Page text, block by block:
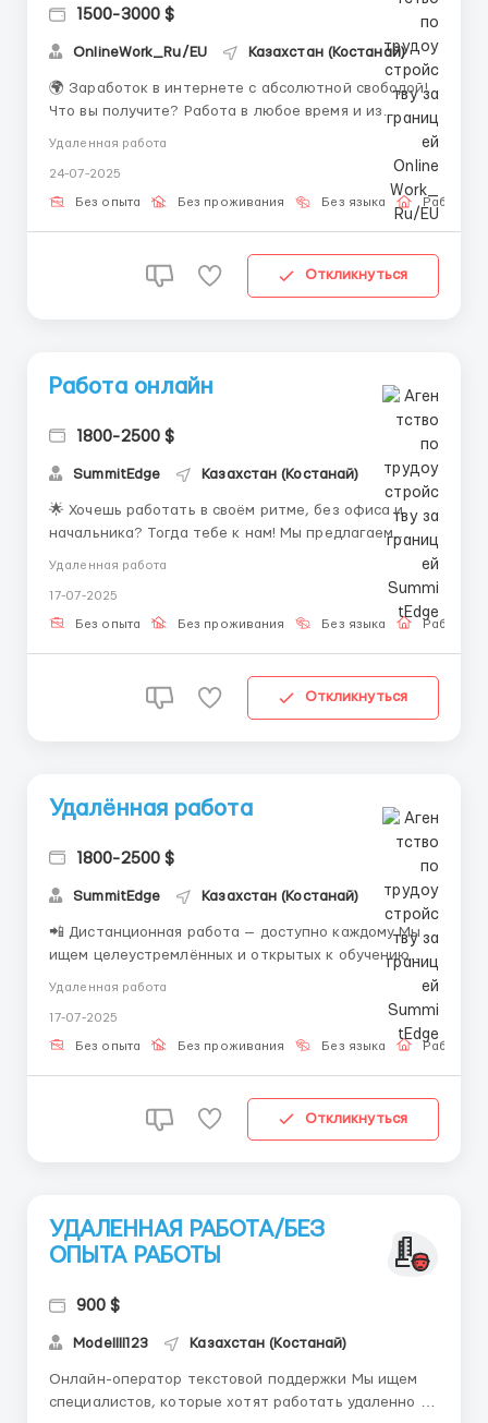
1500-3000 $
OnlineWork_Ru/EU Казахстан (Костанай)
🌍 Заработок в интернете с абсолютной свободой!
Что вы получите? Работа в любое время и из
любого уголка планеты Пошаговое бесплатное
минимальными затратами Поддержка от
наставников на всех этапах работы Не упустите
Удаленная работа
24-07-2025
Без опыта Без проживания Без языка Работа
Откликнуться
Работа онлайн
1800-2500 $
SummitEdge Казахстан (Костанай)
🌟 Хочешь работать в своём ритме, без офиса и
начальника? Тогда тебе к нам! Мы предлагаем
современную и понятную удалённую занятость с
свободного времени, устройство с доступом в
интернет и желание развиваться 🙌 🧩 Что ты
Удаленная работа
17-07-2025
Без опыта Без проживания Без языка Работа
Откликнуться
Удалённая работа
1800-2500 $
SummitEdge Казахстан (Костанай)
📲 Дистанционная работа — доступно каждому Мы
ищем целеустремлённых и открытых к обучению
графиком и поддержкой на всех этапах. Вам
доступно: • Онлайн-вводный курс • Помощь
Удаленная работа
17-07-2025
Без опыта Без проживания Без языка Работа
Откликнуться
УДАЛЕННАЯ РАБОТА/БЕЗ
ОПЫТА РАБОТЫ
900 $
Modellll123 Казахстан (Костанай)
Онлайн-оператор текстовой поддержки Мы ищем
специалистов, которые хотят работать удаленно и